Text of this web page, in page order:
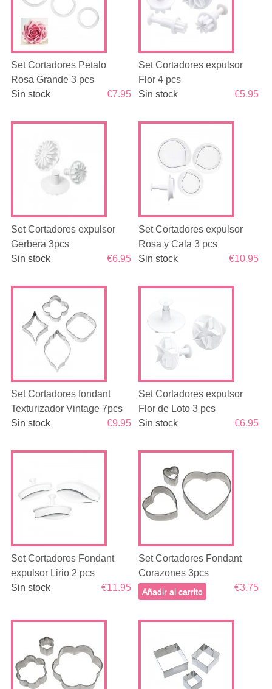
Set Cortadores Petalo
Rosa Grande 3 pcs
€7.95
Sin stock
Set Cortadores expulsor
Flor 4 pcs
€5.95
Sin stock
Set Cortadores expulsor
Gerbera 3pcs
€6.95
Sin stock
Set Cortadores expulsor
Rosa y Cala 3 pcs
€10.95
Sin stock
Set Cortadores fondant
Texturizador Vintage 7pcs
€9.95
Sin stock
Set Cortadores expulsor
Flor de Loto 3 pcs
€6.95
Sin stock
Set Cortadores Fondant
expulsor Lirio 2 pcs
€11.95
Sin stock
Set Cortadores Fondant
Corazones 3pcs
€3.75
Añadir al carrito